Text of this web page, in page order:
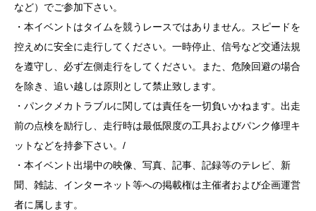
など）でご参加下さい。
・本イベントはタイムを競うレースではありません。スピードを
控えめに安全に走行してください。一時停止、信号など交通法規
を遵守し、必ず左側走行をしてください。また、危険回避の場合
を除き、追い越しは原則として禁止致します。
・パンクメカトラブルに関しては責任を一切負いかねます。出走
前の点検を励行し、走行時は最低限度の工具およびパンク修理キ
ットなどを持参下さい。/
・本イベント出場中の映像、写真、記事、記録等のテレビ、新
聞、雑誌、インターネット等への掲載権は主催者および企画運営
者に属します。